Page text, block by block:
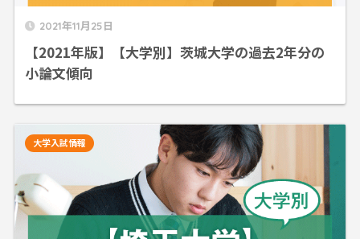
2021年11月25日
【2021年版】【大学別】茨城大学の過去2年分の
小論文傾向
大学入試情報